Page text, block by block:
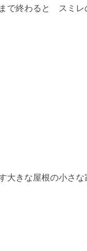
で終わると スミレ
大きな屋根の小さ